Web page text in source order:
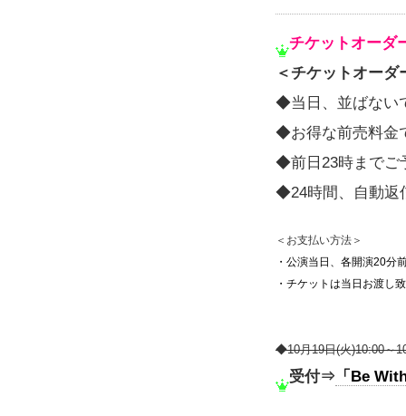
チケットオーダ
＜チケットオー
◆当日、並ばない
◆お得な前売料金
◆前日23時までご
◆24時間、自動返
＜お支払い方法＞
・公演当日、各開演20分
・チケットは当日お渡し
◆10月19日(火)10:00～
受付⇒ 「Be